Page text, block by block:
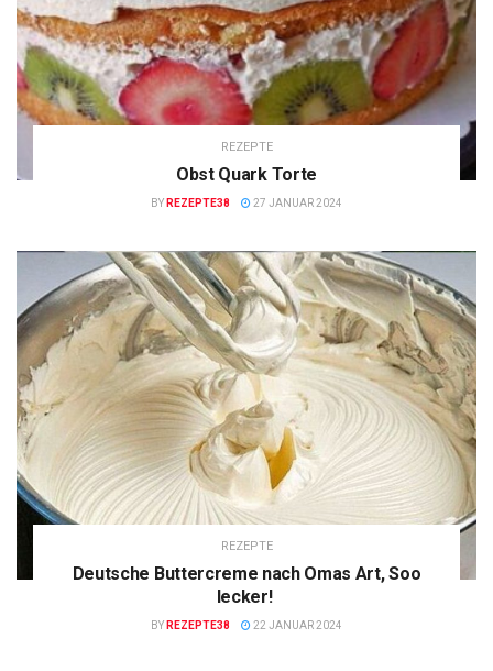
REZEPTE
Obst Quark Torte
BY REZEPTE38 27 JANUAR 2024
REZEPTE
Deutsche Buttercreme nach Omas Art, Soo
lecker!
BY REZEPTE38 22 JANUAR 2024